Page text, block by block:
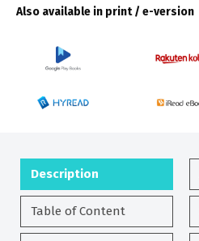
Also available in print / e-version
Description
Table of Content